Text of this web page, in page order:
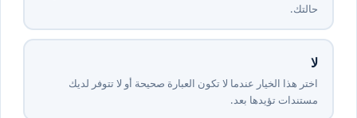
حالتك.
لا
اختر هذا الخيار عندما لا تكون العبارة صحيحة أو لا تتوفر لديك
مستندات تؤيدها بعد.